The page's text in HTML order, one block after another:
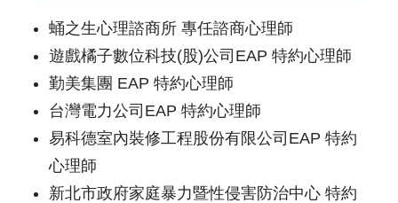
蛹之生心理諮商所 專任諮商心理師
遊戲橘子數位科技(股)公司EAP 特約心理師
勤美集團 EAP 特約心理師
台灣電力公司EAP 特約心理師
易科德室內裝修工程股份有限公司EAP 特約
心理師
新北市政府家庭暴力暨性侵害防治中心 特約